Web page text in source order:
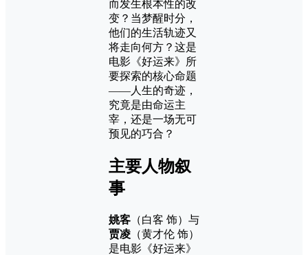
而发生根本性的改
变？当梦醒时分，
他们的生活轨迹又
将走向何方？这是
电影《好运来》所
要探索的核心命题
——人生的奇迹，
究竟是由命运主
宰，还是一场无可
预见的巧合？
主要人物叙
事
姚客 （白客 饰）与
贾凌 （黄才伦 饰）
是电影《好运来》